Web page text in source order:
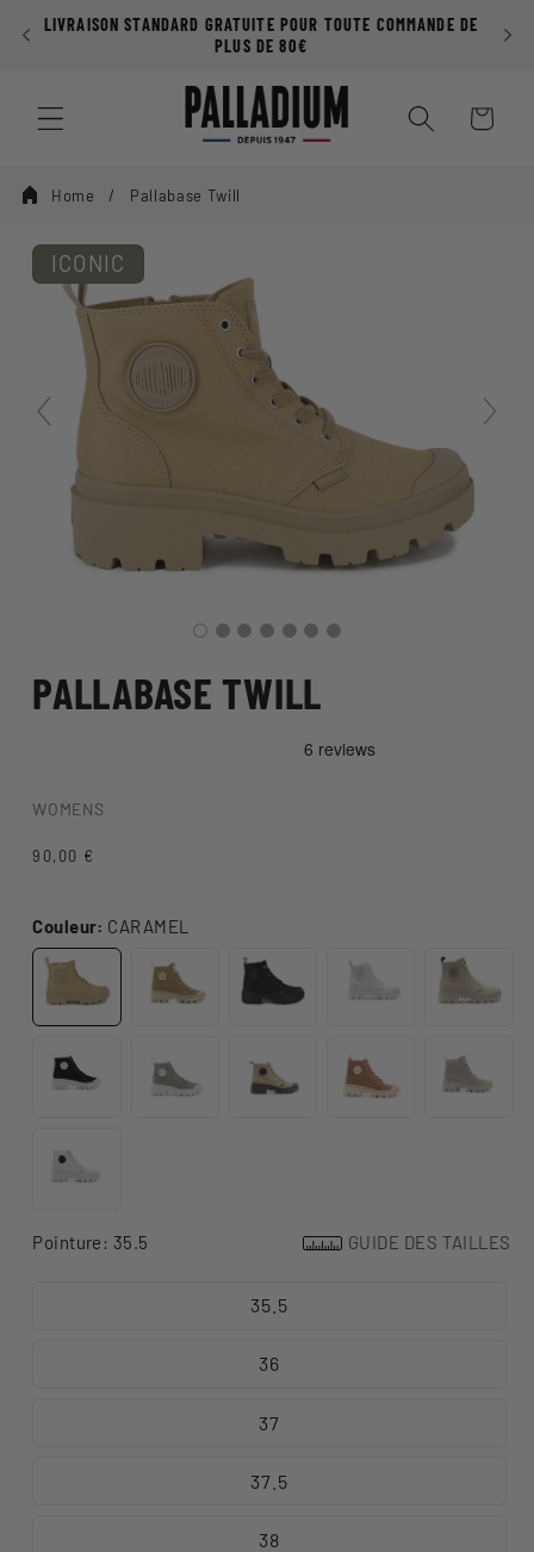
passer au
contenu
LIVRAISON STANDARD GRATUITE POUR TOUTE COMMANDE DE
PLUS DE 80€
Panier
Home Pallabase Twill
ICONIC
PALLABASE TWILL
WOMENS
Prix
90,00 €
Couleur: CARAMEL
Pointure: 35.5 GUIDE DES TAILLES
35.5
36
37
37.5
38